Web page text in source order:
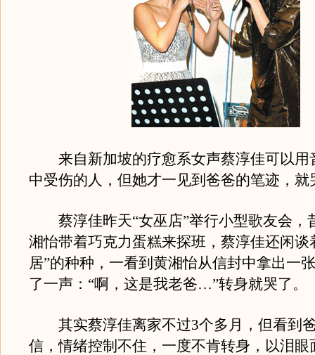
来自新加坡的疗愈系女声蔡淳佳可以用
中受伤的人，但她才一见到爸爸的笔迹，就
蔡淳佳昨天“女巫店”举行小型歌友会，
湘怡带着巧克力蛋糕来探班，蔡淳佳还闲谈
居”的种种，一看到黄湘怡从信封中拿出一
了一声：“啊，这是我老爸…”转身就哭了。
其实蔡淳佳离家不过3个多月，但看到
信，情绪控制不住，一度不肯转身，以泪眼